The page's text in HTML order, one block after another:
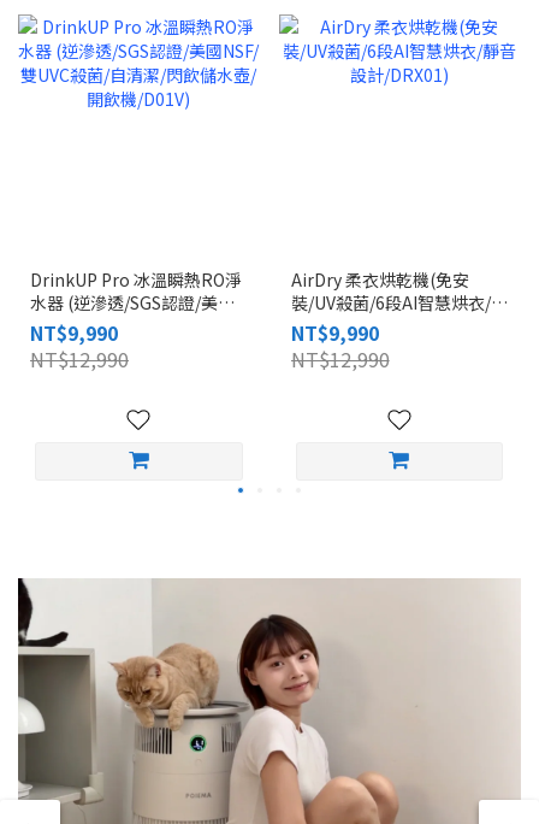
DrinkUP Pro 冰溫瞬熱RO淨
水器 (逆滲透/SGS認證/美國
NSF/雙UVC殺菌/自清潔/閃飲
儲水壺/開飲機/D01V)
NT$9,990
NT$12,990
AirDry 柔衣烘乾機(免安
裝/UV殺菌/6段AI智慧烘衣/靜
音設計/DRX01)
NT$9,990
NT$12,990